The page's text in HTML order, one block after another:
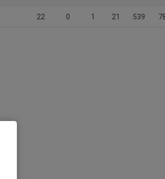
22 0 1 21 539